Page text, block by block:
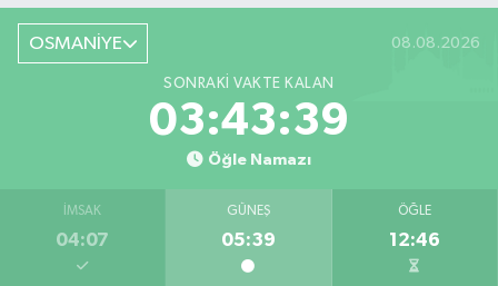
OSMANİYE 08.08.2026
SONRAKI VAKTE KALAN
03:43:38
Öğle Namazı
İMSAK
04:07
GÜNEŞ
05:39
ÖĞLE
12:46